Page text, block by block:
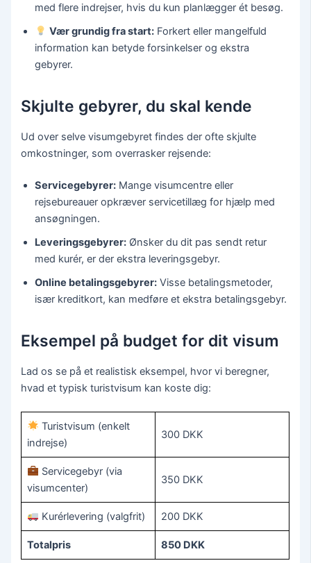
med flere indrejser, hvis du kun planlægger ét besøg.
Vær grundig fra start: Forkert eller mangelfuld
information kan betyde forsinkelser og ekstra
gebyrer.
Skjulte gebyrer, du skal kende
Ud over selve visumgebyret findes der ofte skjulte
omkostninger, som overrasker rejsende:
Servicegebyrer: Mange visumcentre eller
rejsebureauer opkræver servicetillæg for hjælp med
ansøgningen.
Leveringsgebyrer: Ønsker du dit pas sendt retur
med kurér, er der ekstra leveringsgebyr.
Online betalingsgebyrer: Visse betalingsmetoder,
især kreditkort, kan medføre et ekstra betalingsgebyr.
Eksempel på budget for dit visum
Lad os se på et realistisk eksempel, hvor vi beregner,
hvad et typisk turistvisum kan koste dig:
Turistvisum (enkelt
indrejse)
300 DKK
Servicegebyr (via
visumcenter)
350 DKK
Kurérlevering (valgfrit) 200 DKK
Totalpris 850 DKK